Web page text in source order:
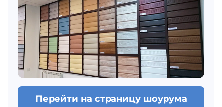
Перейти на страницу шоурума